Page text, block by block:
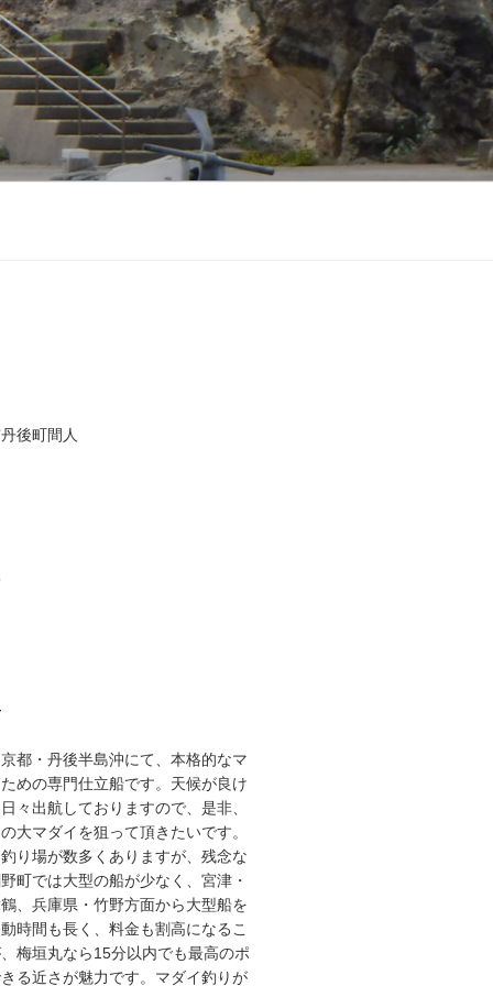
後町間人
都・丹後半島沖にて、本格的なマ
めの専門仕立船です。天候が良け
々出航しておりますので、是非、
大マダイを狙って頂きたいです。
り場が数多くありますが、残念な
町では大型の船が少なく、宮津・
、兵庫県・竹野方面から大型船を
時間も長く、料金も割高になるこ
梅垣丸なら15分以内でも最高のポ
る近さが魅力です。マダイ釣りが